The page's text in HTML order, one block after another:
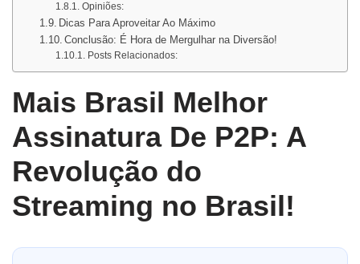
Opiniões:
Dicas Para Aproveitar Ao Máximo
Conclusão: É Hora de Mergulhar na Diversão!
Posts Relacionados:
Mais Brasil Melhor
Assinatura De P2P: A
Revolução do
Streaming no Brasil!